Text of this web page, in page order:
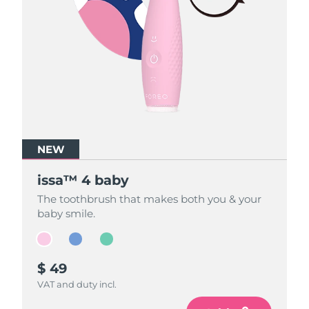
NEW
issa™ 4 baby
The toothbrush that makes both you & your
baby smile.
$ 49
VAT and duty incl.
NEW
issa™ 4 baby
The toothbrush that makes both you & your
baby smile.
$ 49
VAT and duty incl.
NEW
issa™ 4 baby
The toothbrush that makes both you & your
baby smile.
$ 49
VAT and duty incl.